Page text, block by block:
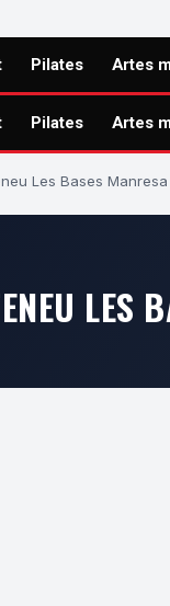
Pilates Artes
Pilates Artes
Les Bases Manresa
LES